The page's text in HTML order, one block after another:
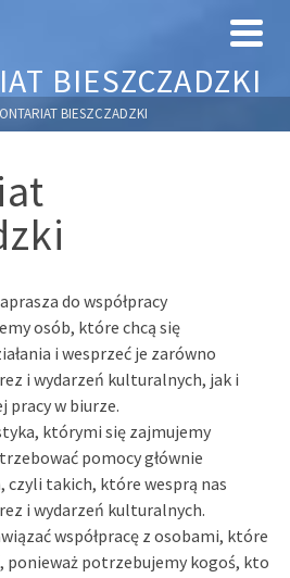
BIESZCZADZKI
BIESZCZADZKI
do współpracy
osób, które chcą się
i wesprzeć je zarówno
i wydarzeń kulturalnych, jak i
pracy w biurze.
którymi się zajmujemy
pomocy głównie
czyli takich, które wesprą nas
i wydarzeń kulturalnych.
współpracę z osobami, które
ponieważ potrzebujemy kogoś, kto